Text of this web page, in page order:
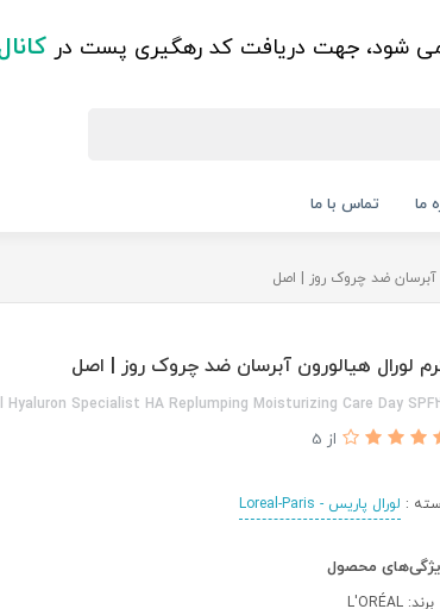
می شود، جهت دریافت کد رهگیری پست در
ما تماس با ما
آبرسان ضد چروک روز ‌‌| اصل
لورال هیالورون آبرسان ضد چروک روز ‌‌| اصل
Hyaluron Specialist HA Replumping Moisturizing Care Day
از 5
: لورال پاریس - Loreal-Paris
محصول
برند: L'ORÉAL